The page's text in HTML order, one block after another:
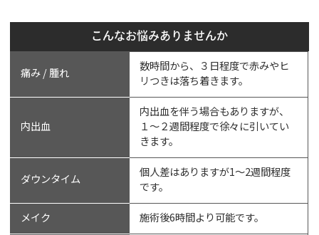
こんなお悩みありませんか
痛み / 腫れ
数時間から、３日程度で赤みやヒ
リつきは落ち着きます。
内出血
内出血を伴う場合もありますが、
１～２週間程度で徐々に引いてい
きます。
ダウンタイム
個人差はありますが1～2週間程度
です。
メイク 施術後6時間より可能です。